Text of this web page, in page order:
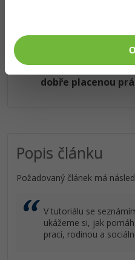
Co od nás v dalších
Přístup k jednotlivým
v
Dovednosti, které ti
dobře placenou
Popis článku
Požadovaný článek má
V tutoriálu se
ukážeme si, jak
prací, rodinou a